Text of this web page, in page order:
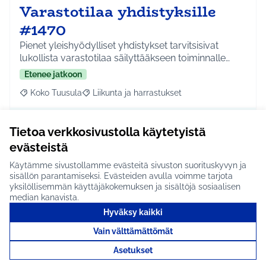
Tietoa verkkosivustolla käytetyistä
evästeistä
Käytämme sivustollamme evästeitä sivuston suorituskyvyn ja
sisällön parantamiseksi. Evästeiden avulla voimme tarjota
yksilöllisemmän käyttäjäkokemuksen ja sisältöjä sosiaalisen
median kanavista.
Hyväksy kaikki
Vain välttämättömät
Asetukset
Varastotilaa yhdistyksille
#1470
Pienet yleishyödylliset yhdistykset tarvitsisivat
lukollista varastotilaa säilyttääkseen toiminnalle…
Etenee jatkoon
Rajaa tulokset aihepiirin mukaan: Koko Tuusula
Koko Tuusula Rajaa tulokset teeman mukaan: Liikunta ja
Liikunta ja harrastukset
Tutustu
Valotaidetapahtuma
Tuusulaan #1472
IDEAN KUVAUS: Tuusulassa on useita valaistuksen
ja taiteen ammattilaisia. Yhteistyötoteutuksena voit…